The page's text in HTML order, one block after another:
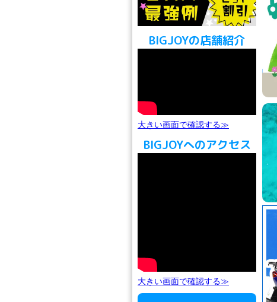
BIGJOYの店舗紹介
大きい画面で確認する≫
BIGJOYへのアクセス
大きい画面で確認する≫